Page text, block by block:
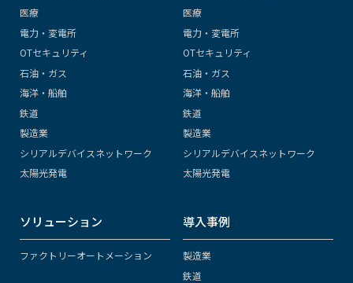
医療
電力・変電所
OTセキュリティ
石油・ガス
海洋・船舶
鉄道
製造業
シリアルデバイスネットワーク
太陽光発電
医療
電力・変電所
OTセキュリティ
石油・ガス
海洋・船舶
鉄道
製造業
シリアルデバイスネットワーク
太陽光発電
ソリューション
ファクトリーオートメーション
導入事例
製造業
鉄道